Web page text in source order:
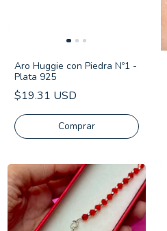
Aro Huggie con Piedra Nº1 -
Plata 925
$19.31 USD
Comprar